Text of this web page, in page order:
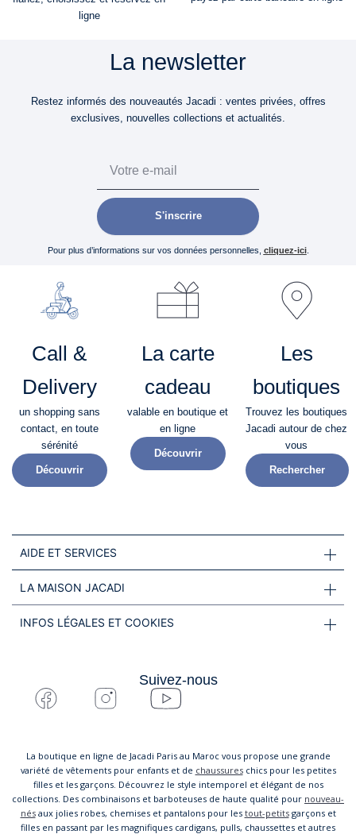
ligne
La newsletter
Restez informés des nouveautés Jacadi : ventes privées, offres
exclusives, nouvelles collections et actualités.
S'inscrire
Pour plus d’informations sur vos données personnelles, cliquez-ici.
Call &
Delivery
un shopping sans
contact, en toute
sérénité​
Découvrir
La carte
cadeau
valable en boutique et
en ligne
Découvrir
Les
boutiques
Trouvez les boutiques
Jacadi autour de chez
vous
Rechercher
AIDE ET SERVICES
LA MAISON JACADI
INFOS LÉGALES ET COOKIES
Suivez-nous
La boutique en ligne de Jacadi Paris au Maroc vous propose une grande
variété de vêtements pour enfants et de chaussureschics pour les petites
filles et les garçons. Découvrez le style intemporel et élégant de nos
collections. Des combinaisons et barboteuses de haute qualité pour nouveau-
nésaux jolies robes, chemises et pantalons pour les tout-petitsgarçons et
filles en passant par les magnifiques cardigans, pulls, chaussettes et autres